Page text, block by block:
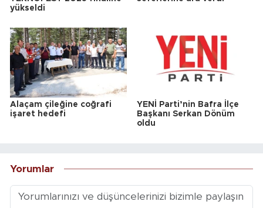
yükseldi
Alaçam çileğine coğrafi
işaret hedefi
YENİ Parti’nin Bafra İlçe
Başkanı Serkan Dönüm
oldu
Yorumlar